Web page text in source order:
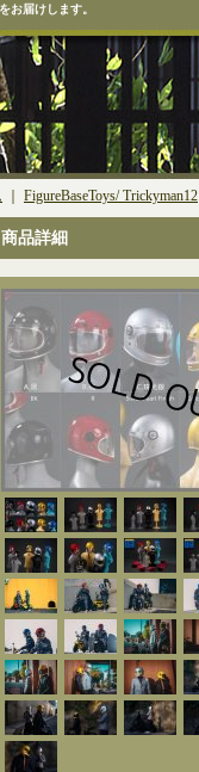
お届けします。
FigureBaseToys/ Trickyman12
商品詳細